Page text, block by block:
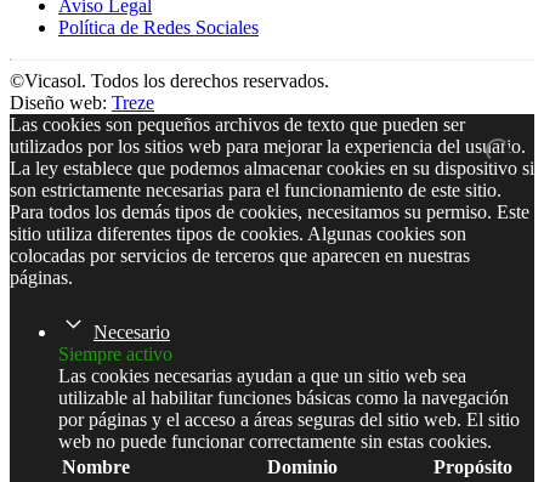
Aviso Legal
Política de Redes Sociales
©Vicasol. Todos los derechos reservados.
Diseño web: Treze
Las cookies son pequeños archivos de texto que pueden ser
utilizados por los sitios web para mejorar la experiencia del usuario.
La ley establece que podemos almacenar cookies en su dispositivo si
son estrictamente necesarias para el funcionamiento de este sitio.
Para todos los demás tipos de cookies, necesitamos su permiso. Este
sitio utiliza diferentes tipos de cookies. Algunas cookies son
colocadas por servicios de terceros que aparecen en nuestras
páginas.
Necesario
Siempre activo
Las cookies necesarias ayudan a que un sitio web sea
utilizable al habilitar funciones básicas como la navegación
por páginas y el acceso a áreas seguras del sitio web. El sitio
web no puede funcionar correctamente sin estas cookies.
Nombre
Dominio Propósito